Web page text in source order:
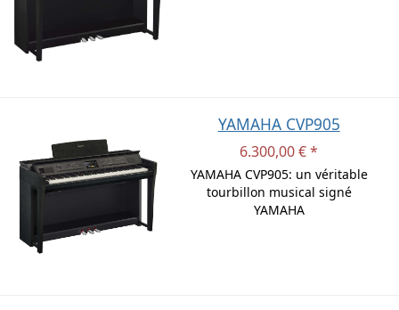
YAMAHA CVP905
6.300,00 € *
YAMAHA CVP905: un véritable
tourbillon musical signé
YAMAHA